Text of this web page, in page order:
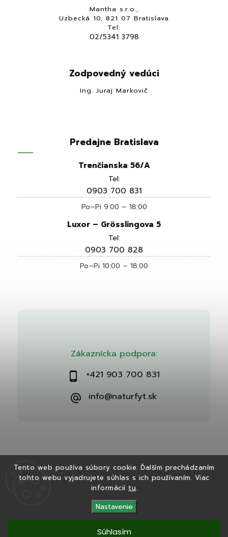
Tento web používa súbory cookie. Ďalším prechádzaním
tohto webu vyjadrujete súhlas s ich používaním. Viac
informácií tu.
Nastavenie
Súhlasím
Zákaznícka podpora:
+421 903 700 831
info@naturfyt.sk
Mantha s.r.o.,
Uzbecká 10, 821 07 Bratislava
Tel:
02/5341 3798
Zodpovedný vedúci
Ing. Juraj Markovič
Predajne Bratislava
Trenčianska 56/A
Tel:
0903 700 831
Po–Pi 9:00 – 18:00
Luxor – Grösslingova 5
Tel:
0903 700 828
Po–Pi 10:00 – 18:00
Copyright 2026Naturfyt.sk. Všetky práva vyhradené.
| Design